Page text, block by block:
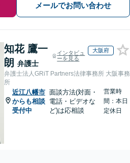
メールでお問い合わせ
知花 鷹一
朗 弁護士
インタビュ
ーを見る
大阪府
弁護士法人GRiT Partners法律事務所 大阪事務
所
近江八幡市
からも相談
受付中
面談方法(対面・
電話・ビデオな
ど)は応相談
営業時
間：本日
定休日